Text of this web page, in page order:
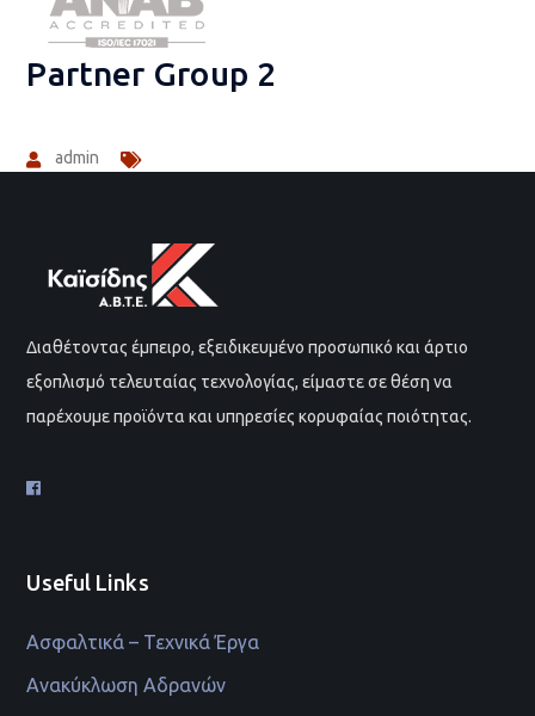
Partner Group 2
admin
Διαθέτοντας έμπειρο, εξειδικευμένο προσωπικό και άρτιο
εξοπλισμό τελευταίας τεχνολογίας, είμαστε σε θέση να
παρέχουμε προϊόντα και υπηρεσίες κορυφαίας ποιότητας.
Useful Links
Ασφαλτικά – Τεχνικά Έργα
Ανακύκλωση Αδρανών